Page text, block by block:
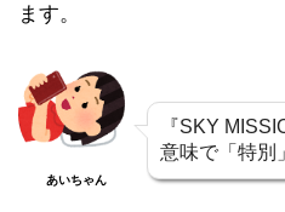
ます。
あいちゃん
『SKY
意味で「特別